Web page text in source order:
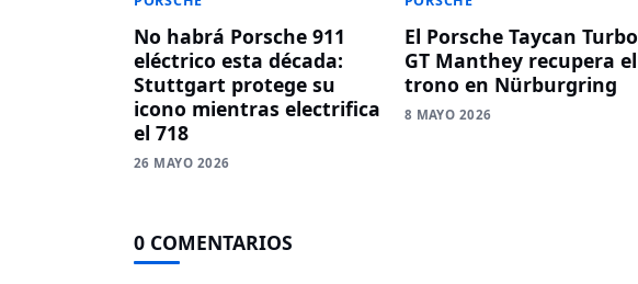
No habrá Porsche 911
eléctrico esta década:
Stuttgart protege su
icono mientras electrifica
el 718
26 MAYO 2026
El Porsche Taycan Turbo
GT Manthey recupera el
trono en Nürburgring
8 MAYO 2026
0 COMENTARIOS